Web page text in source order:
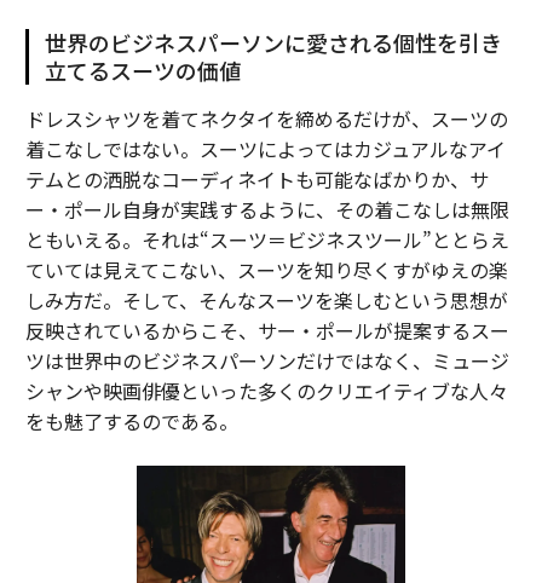
世界のビジネスパーソンに愛される個性を引き
立てるスーツの価値
ドレスシャツを着てネクタイを締めるだけが、スーツの
着こなしではない。スーツによってはカジュアルなアイ
テムとの洒脱なコーディネイトも可能なばかりか、サ
ー・ポール自身が実践するように、その着こなしは無限
ともいえる。それは“スーツ＝ビジネスツール”ととらえ
ていては見えてこない、スーツを知り尽くすがゆえの楽
しみ方だ。そして、そんなスーツを楽しむという思想が
反映されているからこそ、サー・ポールが提案するスー
ツは世界中のビジネスパーソンだけではなく、ミュージ
シャンや映画俳優といった多くのクリエイティブな人々
をも魅了するのである。